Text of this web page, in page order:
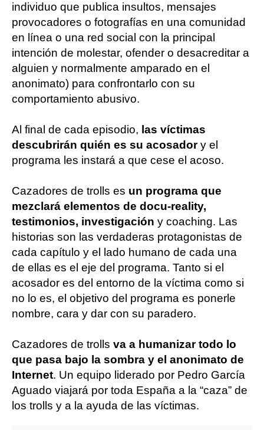
individuo que publica insultos, mensajes
provocadores o fotografías en una comunidad
en línea o una red social con la principal
intención de molestar, ofender o desacreditar a
alguien y normalmente amparado en el
anonimato) para confrontarlo con su
comportamiento abusivo.
Al final de cada episodio, las víctimas
descubrirán quién es su acosadory el
programa les instará a que cese el acoso.
Cazadores de trolls es un programa que
mezclará elementos de docu-reality,
testimonios, investigación y coaching. Las
historias son las verdaderas protagonistas de
cada capítulo y el lado humano de cada una
de ellas es el eje del programa. Tanto si el
acosador es del entorno de la víctima como si
no lo es, el objetivo del programa es ponerle
nombre, cara y dar con su paradero.
Cazadores de trolls va a humanizar todo lo
que pasa bajo la sombra y el anonimato de
Internet. Un equipo liderado por Pedro García
Aguado viajará por toda España a la “caza” de
los trolls y a la ayuda de las víctimas.